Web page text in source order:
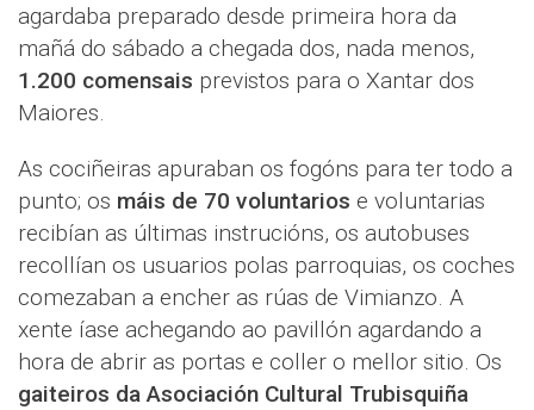
agardaba preparado desde primeira hora da
mañá do sábado a chegada dos, nada menos,
1.200 comensais previstos para o Xantar dos
Maiores.
As cociñeiras apuraban os fogóns para ter todo a
punto; os máis de 70 voluntarios e voluntarias
recibían as últimas instrucións, os autobuses
recollían os usuarios polas parroquias, os coches
comezaban a encher as rúas de Vimianzo. A
xente íase achegando ao pavillón agardando a
hora de abrir as portas e coller o mellor sitio. Os
gaiteiros da Asociación Cultural Trubisquiña